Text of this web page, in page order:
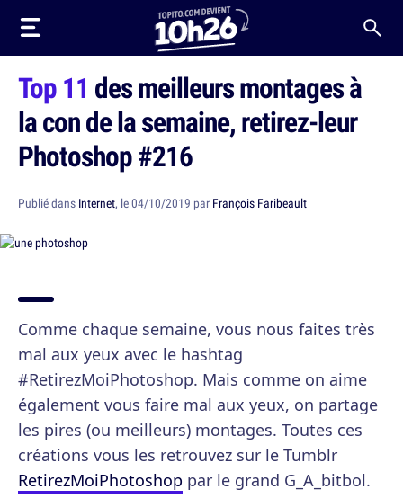
Top 11 des meilleurs montages à
la con de la semaine, retirez-leur
Photoshop #216
Publié dans Internet, le 04/10/2019 par François Faribeault
Comme chaque semaine, vous nous faites très
mal aux yeux avec le hashtag
#RetirezMoiPhotoshop. Mais comme on aime
également vous faire mal aux yeux, on partage
les pires (ou meilleurs) montages. Toutes ces
créations vous les retrouvez sur le Tumblr
RetirezMoiPhotoshop par le grand G_A_bitbol.